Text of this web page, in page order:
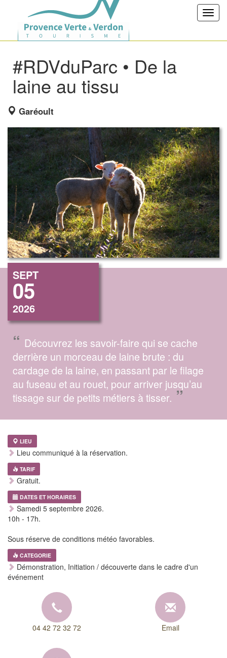
#RDVduParc • De la
laine au tissu
Garéoult
SEPT
05
2026
“ Découvrez les savoir-faire qui se cache
derrière un morceau de laine brute : du
cardage de la laine, en passant par le filage
au fuseau et au rouet, pour arriver jusqu’au
tissage sur de petits métiers à tisser. ”
LIEU
Lieu communiqué à la réservation.
TARIF
Gratuit.
DATES ET HORAIRES
Samedi 5 septembre 2026.
10h - 17h.
Sous réserve de conditions météo favorables.
CATEGORIE
Démonstration, Initiation / découverte dans le cadre d'un
événement
04 42 72 32 72 Email